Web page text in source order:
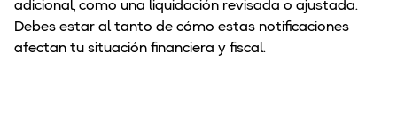
adicional, como una liquidación revisada o ajustada.
Debes estar al tanto de cómo estas notificaciones
afectan tu situación financiera y fiscal.